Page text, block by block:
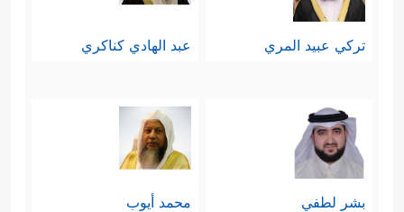
تركي عبيد المري عبد الهادي كناكري
بشر لطفي محمد أيوب